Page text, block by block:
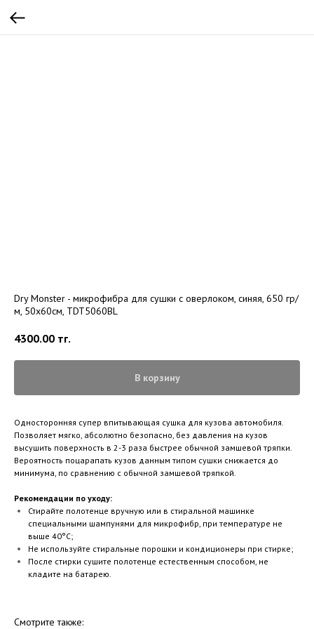
Dry Monster - микрофибра для сушки с оверлоком, синяя, 650 гр/
м, 50x60см, TDT5060BL
4300.00 тг.
В корзину
Односторонняя супер впитывающая сушка для кузова автомобиля.
Позволяет мягко, абсолютно безопасно, без давления на кузов
высушить поверхность в 2-3 раза быстрее обычной замшевой тряпки.
Вероятность поцарапать кузов данным типом сушки снижается до
минимума, по сравнению с обычной замшевой тряпкой.
Рекомендации по уходу:
Стирайте полотенце вручную или в стиральной машинке
специальными шампунями для микрофибр , при температуре не
выше 40°C;
Не используйте стиральные порошки и кондиционеры при стирке;
После стирки сушите полотенце естественным способом, не
кладите на батарею.
Смотрите также: